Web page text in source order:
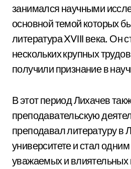
занимался научными
основной темой которых
литература XVIII века. Он
нескольких крупных
получили признание в
В этот период Лихачев
преподавательскую
преподавал литературу в
университете и стал
уважаемых и влиятельных